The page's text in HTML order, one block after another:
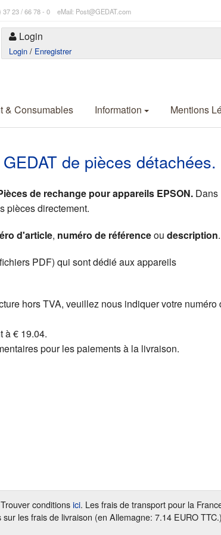
23 / 66 78 - 0 eMail: Post@GEDAT.com
Login
Login / Enregistrer
& Consumables Information Mentions
de pièces détachées.
de rechange pour appareils EPSON. Dans
pièces directement.
d'article, numéro de référenceou description.
PDF) qui sont dédié aux appareils
hors TVA, veuillez nous indiquer votre numéro
à € 19.04.
pour les paiements à la livraison.
conditionsici. Les frais de transport pour la
les frais de livraison (en Allemagne: 7.14 EURO